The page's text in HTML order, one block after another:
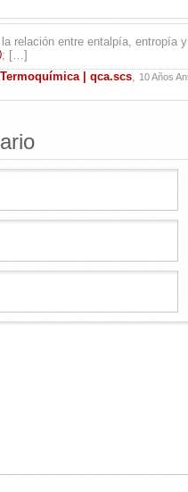
relación entre entalpía, entropía
; […]
| qca.scs, 10 Años